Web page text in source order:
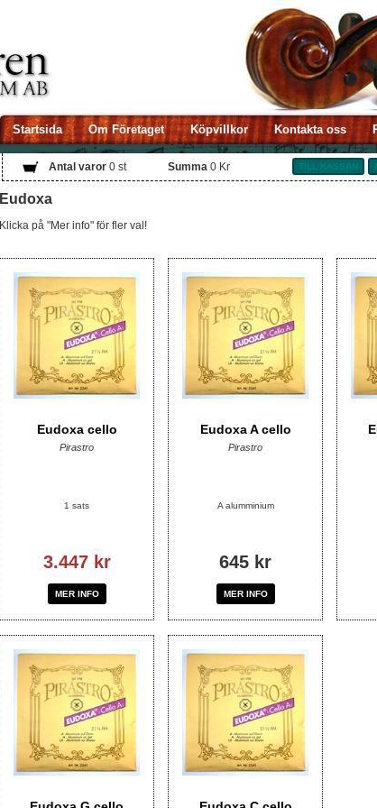
Startsida Om Företaget Köpvillkor Kontakta oss
Antal varor 0 st Summa 0 Kr TILL KASSAN
Eudoxa
Klicka på "Mer info" för fler val!
Eudoxa cello
Pirastro
1 sats
3.447 kr
MER INFO
Eudoxa A cello
Pirastro
A alumminium
645 kr
MER INFO